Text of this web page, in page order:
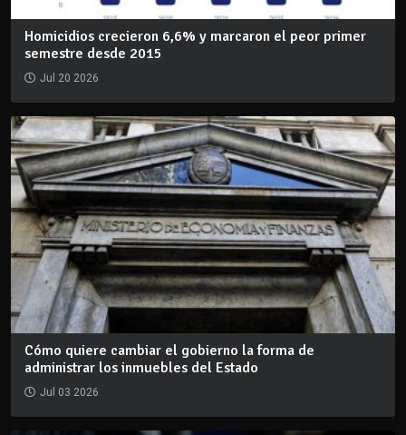
Homicidios crecieron 6,6% y marcaron el peor primer
semestre desde 2015
Jul 20 2026
Cómo quiere cambiar el gobierno la forma de
administrar los inmuebles del Estado
Jul 03 2026